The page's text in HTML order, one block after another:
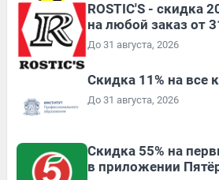
ROSTIC'S - скидка
на любой заказ от
До 31 августа, 2026
Скидка 11% на все
До 31 августа, 2026
Скидка 55% на
в приложении